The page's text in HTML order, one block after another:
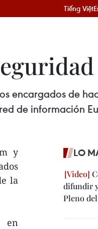
Tiếng Việt
encargados de
de información
y
la
en
LO
difundir
Pleno